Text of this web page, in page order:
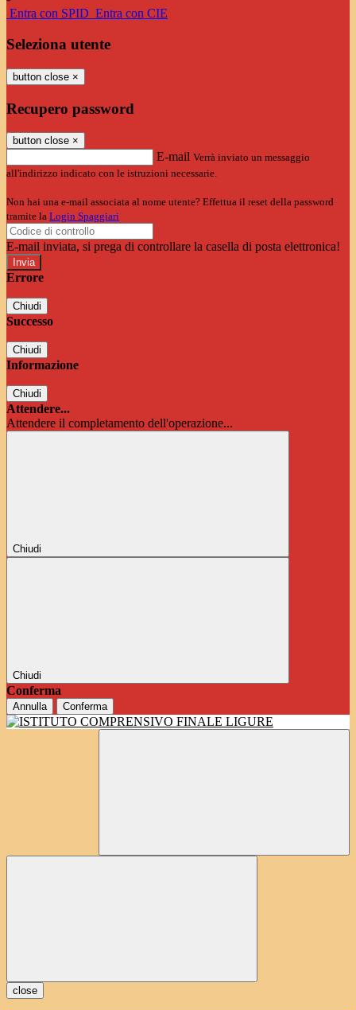
Entra con SPID Entra con CIE
Seleziona utente
button close ×
Recupero password
button close ×
E-mail Verrà inviato un messaggio
all'indirizzo indicato con le istruzioni necessarie.
Non hai una e-mail associata al nome utente? Effettua il reset della password
tramite la Login Spaggiari
E-mail inviata, si prega di controllare la casella di posta elettronica!
Errore
Chiudi
Successo
Chiudi
Informazione
Chiudi
Attendere...
Attendere il completamento dell'operazione...
Chiudi
Chiudi
Conferma
Annulla Conferma
close